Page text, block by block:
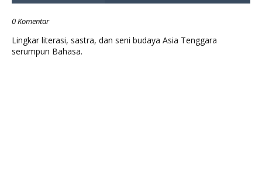
0 Komentar
Lingkar literasi, sastra, dan seni budaya Asia Tenggara
serumpun Bahasa.